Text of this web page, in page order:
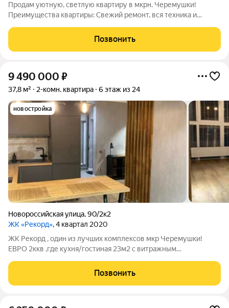
Продам уютную, светлую квартиру в мкрн. Черемушки!
Преимущества квартиры: Свежий ремонт, вся техника и
Просторные комнаты - много пространства и света во всей
квартире; Комфортный 2 этаж - идеально!
Позвонить
9 490 000 ₽
37,8 м² 2-комн. квартира 6 этаж из 24
новостройка
Новороссийская улица,90/2к2
ЖК «Рекорд», 4 квартал 2020
ЖК Рекорд , один из лучших комплексов мкр Черемушки!
ЕВРО 2ккв ,где кухня/гостиная 23м2 с витражным
выполнен качественный ремонт по индивидуальному проекту
,квартира укомплектована всей
Позвонить